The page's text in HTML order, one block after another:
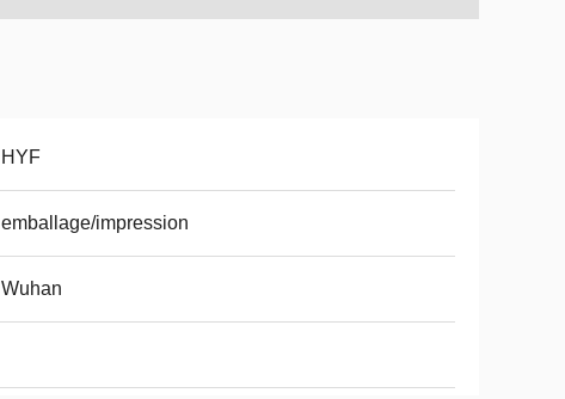
HYF
emballage/impression
Wuhan